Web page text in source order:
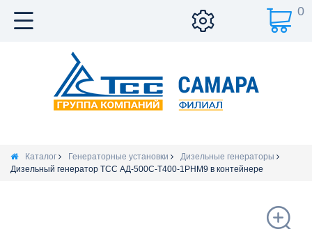
0
Каталог Генераторные установки
Дизельные генераторы
Дизельный генератор ТСС АД-500С-Т400-1РНМ9 в контейнере